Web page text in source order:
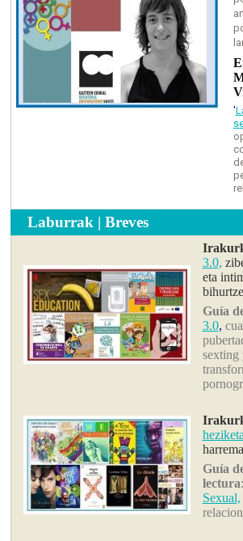
'
Laburrak | Breves
3.0,
eta
Guía
3.0,
sexting
Guía
lectura:
Sexual,